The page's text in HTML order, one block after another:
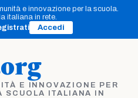
e innovazione per la scuola.
italiana in rete.
Accedi
E INNOVAZIONE PER
SCUOLA ITALIANA IN